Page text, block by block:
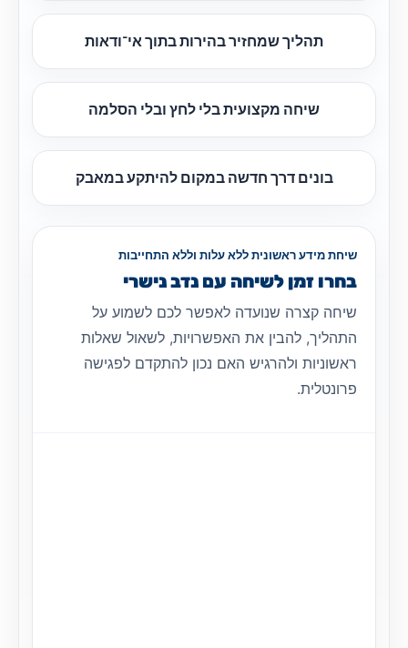
תהליך שמחזיר בהירות בתוך אי־ודאות
שיחה מקצועית בלי לחץ ובלי הסלמה
בונים דרך חדשה במקום להיתקע במאבק
שיחת מידע ראשונית ללא עלות וללא התחייבות
בחרו זמן לשיחה עם נדב נישרי
שיחה קצרה שנועדה לאפשר לכם לשמוע על
התהליך, להבין את האפשרויות, לשאול שאלות
ראשוניות ולהרגיש האם נכון להתקדם לפגישה
פרונטלית.